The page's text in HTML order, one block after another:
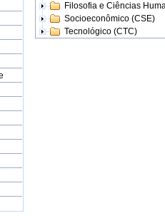
Filosofia e Ciências
Socioeconômico (CSE)
Tecnológico (CTC)